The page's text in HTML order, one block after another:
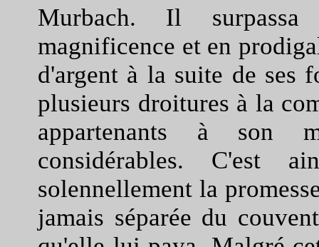
Murbach. Il surpassa
magnificence et en
d'argent à la suite de ses
plusieurs droitures à la
appartenants à son
considérables. C'est
solennellement la
jamais séparée du